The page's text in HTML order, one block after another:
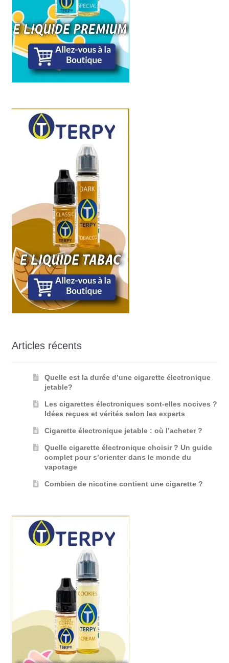
Articles récents
Quelle est la durée d’une cigarette électronique
jetable?
Les cigarettes électroniques sont-elles nocives ?
Idées reçues et vérités selon les experts
Cigarette électronique jetable : où l’acheter ?
Quelle cigarette électronique choisir ? Un guide
complet pour s’orienter dans le monde du
vapotage
Combien de nicotine contient une cigarette ?